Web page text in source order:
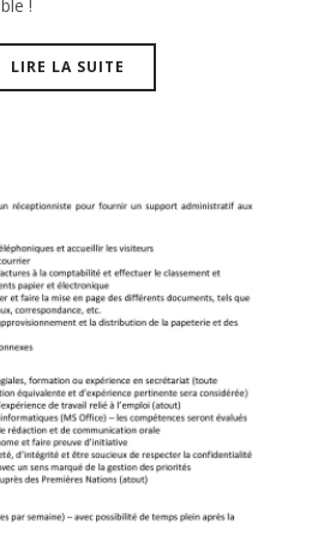
!
LIRE LA SUITE